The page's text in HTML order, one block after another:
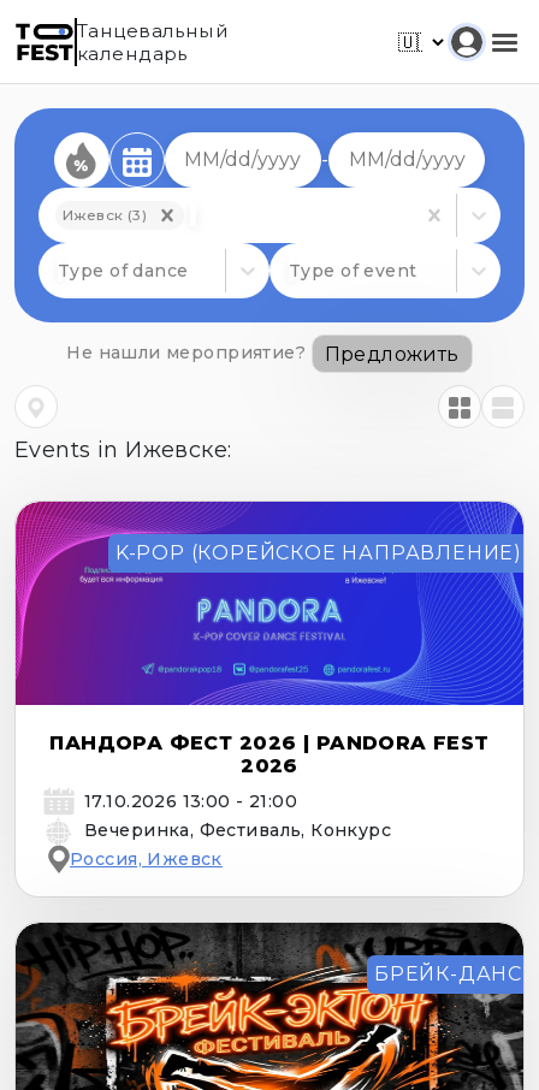
Танцевальный
календарь
-
Type of dance Type of event
Ижевск (3)
Не нашли мероприятие? Предложить
Events in Ижевске
K-POP (КОРЕЙСКОЕ НАПРАВЛЕНИЕ)
ПАНДОРА ФЕСТ 2026 | PANDORA FEST
2026
17.10.2026 13:00 - 21:00
Вечеринка, Фестиваль, Конкурс
Россия, Ижевск
БРЕЙК-ДАНС